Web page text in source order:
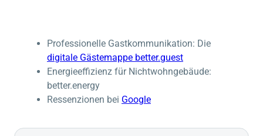
Professionelle Gastkommunikation: Die
digitale Gästemappe better.guest
Energieeffizienz für Nichtwohngebäude:
better.energy
Ressenzionen bei Google